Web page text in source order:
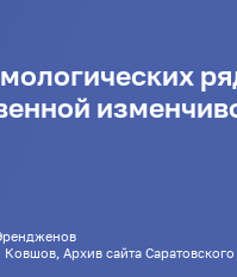
Эрендженов
Ковшов, Архив сайта